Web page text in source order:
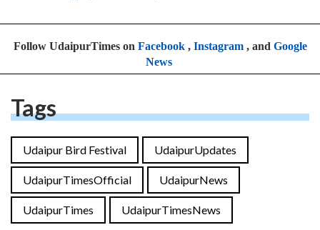
Follow UdaipurTimes on Facebook, Instagram, and Google
News
Tags
Udaipur Bird Festival UdaipurUpdates
UdaipurTimesOfficial UdaipurNews
UdaipurTimes UdaipurTimesNews